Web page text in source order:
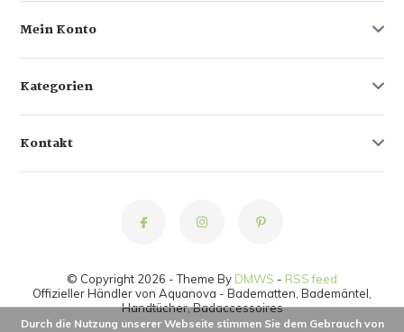
Mein Konto
Kategorien
Kontakt
© Copyright 2026 - Theme By DMWS - RSS feed
Offizieller Händler von Aquanova - Badematten, Bademäntel,
Handtücher, Badaccessoires
Durch die Nutzung unserer Webseite stimmen Sie dem Gebrauch von